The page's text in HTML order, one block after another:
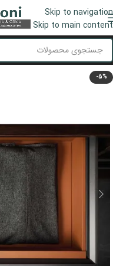
Skip to navigation
Skip to main content
منو
-5%